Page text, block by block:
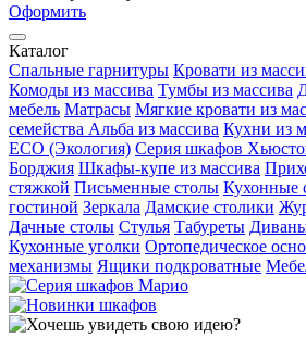
Оформить
Каталог
Спальные гарнитуры Кровати из
Комоды из массива Тумбы из массива
мебель Матрасы Мягкие кровати из
семейства Альба из массива Кухни из
ECO (Экология) Серия шкафов
Борджия Шкафы-купе из массива
стяжкой Письменные столы Кухонные
гостиной Зеркала Дамские столики
Дачные столы Стулья Табуреты
Кухонные уголки Ортопедическое
механизмы Ящики подкроватные